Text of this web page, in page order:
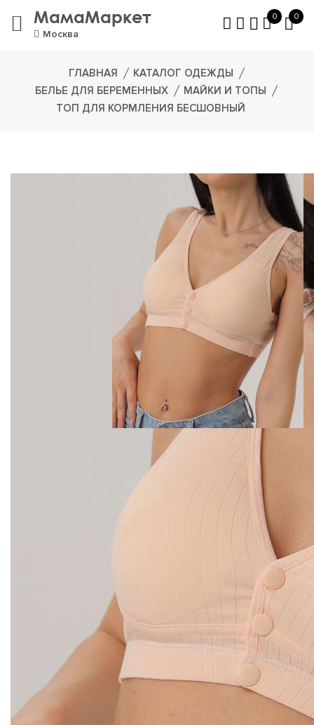
МамаМаркет
Москва
0 0
ГЛАВНАЯ
КАТАЛОГ ОДЕЖДЫ
БЕЛЬЕ ДЛЯ БЕРЕМЕННЫХ
МАЙКИ И ТОПЫ
ТОП ДЛЯ КОРМЛЕНИЯ БЕСШОВНЫЙ